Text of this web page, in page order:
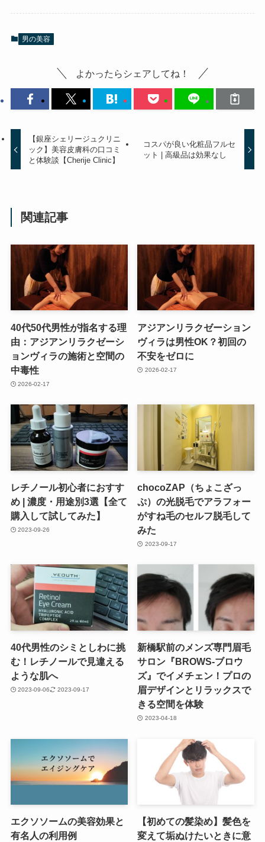
男の美容
よかったらシェアしてね！
【銀座シェリージュクリニ
ック】美容皮膚科の口コミ
と体験談【Cherije Clinic】
コスパが良い化粧品フルセ
ット | 高級品は効果なし
関連記事
40代50代男性が指名する理
由：アジアンリラクゼーシ
ョンヴィラの施術と空間の
中毒性
2026-02-17
アジアンリラクゼーション
ヴィラは男性OK？初回の
不安をゼロに
2026-02-17
レチノール初心者におすす
め | 濃度・用途別3選【全て
購入して試してみた】
2023-09-26
chocoZAP（ちょこざっ
ぷ）の光脱毛でアラフォー
がすね毛のセルフ脱毛して
みた
2023-09-17
40代男性のシミとしわに挑
む！レチノールで見違える
ような肌へ
2023-09-06 2023-09-17
新橋駅前のメンズ専門眉毛
サロン『BROWS-ブロウ
ズ』でイメチェン！プロの
眉デザインとリラックスで
きる空間を体験
2023-04-18
エクソソームの美容効果と
有名人の利用例
【初めての髪染め】髪色を
変えて垢ぬけたいときに意